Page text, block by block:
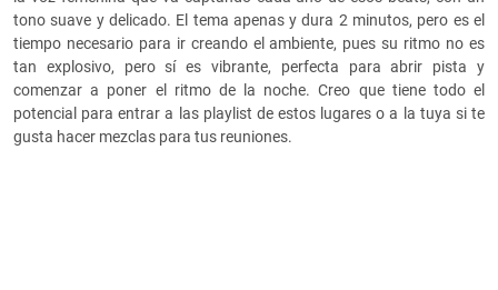
tono suave y delicado. El tema apenas y dura 2 minutos, pero es el
tiempo necesario para ir creando el ambiente, pues su ritmo no es
tan explosivo, pero sí es vibrante, perfecta para abrir pista y
comenzar a poner el ritmo de la noche. Creo que tiene todo el
potencial para entrar a las playlist de estos lugares o a la tuya si te
gusta hacer mezclas para tus reuniones.